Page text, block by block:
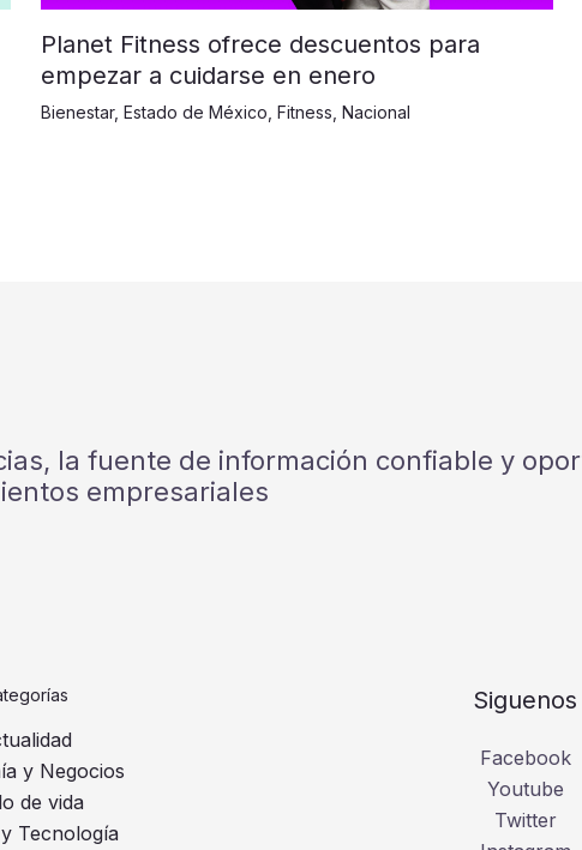
Planet Fitness ofrece descuentos para
empezar a cuidarse en enero
Bienestar, Estado de México Fitness Nacional
la fuente de información confiable y
empresariales
y Negocios
de vida
Tecnología
Siguenos
Facebook
Youtube
Twitter